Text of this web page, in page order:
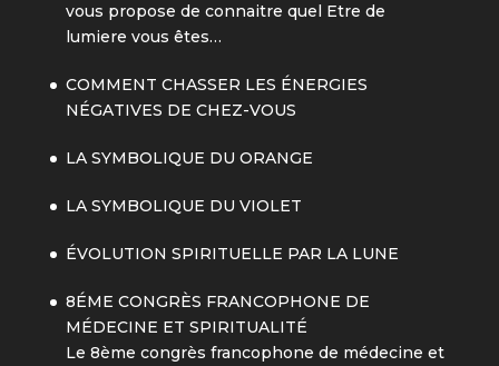
vous propose de connaitre quel Etre de
lumiere vous êtes…
COMMENT CHASSER LES ÉNERGIES
NÉGATIVES DE CHEZ-VOUS
LA SYMBOLIQUE DU ORANGE
LA SYMBOLIQUE DU VIOLET
ÉVOLUTION SPIRITUELLE PAR LA LUNE
8ÉME CONGRÈS FRANCOPHONE DE
MÉDECINE ET SPIRITUALITÉ
Le 8ème congrès francophone de médecine et